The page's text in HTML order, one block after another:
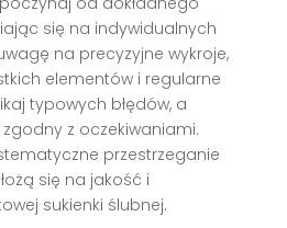
się na indywidualnych
na precyzyjne wykroje,
elementów i regularne
typowych błędów, a
z oczekiwaniami.
przestrzeganie
się na jakość i
sukienki ślubnej.